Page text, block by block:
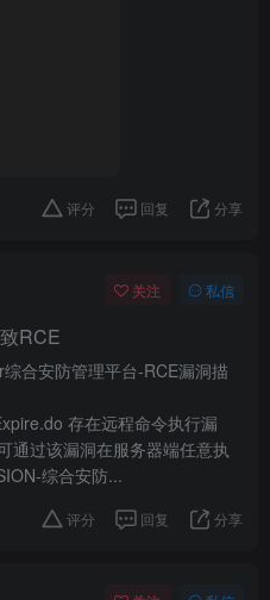
评分 回复 分享
关注 私信
RCE
合安防管理平台-RCE漏洞描
存在远程命令执行漏
通过该漏洞在服务器端任意执
综合安防...
评分 回复 分享